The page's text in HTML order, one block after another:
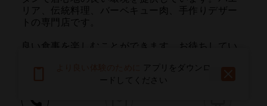
リア、伝統料理、バーベキュー肉、手作りデザー
トの専門店です。
良い食事を楽しむことができます。お待ちしてい
アプリをダウンロ
ードしてください